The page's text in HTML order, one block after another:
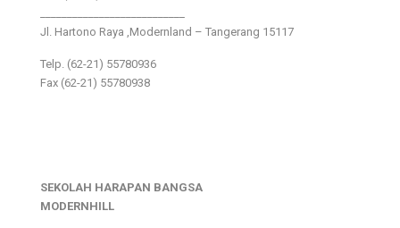
Jl. Hartono Raya ,Modernland – Tangerang 15117
Telp. (62-21) 55780936
Fax (62-21) 55780938
SEKOLAH HARAPAN BANGSA
MODERNHILL